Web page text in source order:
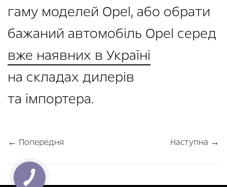
гаму моделей Opel, або обрати
бажаний автомобіль Opel серед
вже наявних в Україні
на складах дилерів
та імпортера.
← Попередня Наступна →